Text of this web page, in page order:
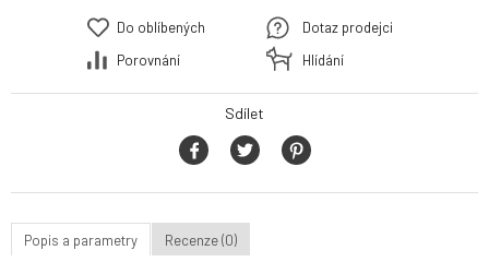
Do oblíbených
Porovnání
Dotaz prodejci
Hlídání
Sdílet
Popis a parametry Recenze (0)